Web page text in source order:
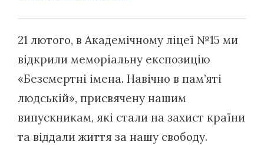
21 лютого, в Академічному ліцеї №15 ми
відкрили меморіальну експозицію
«Безсмертні імена. Навічно в пам’яті
людській», присвячену нашим
випускникам, які стали на захист країни
та віддали життя за нашу свободу.